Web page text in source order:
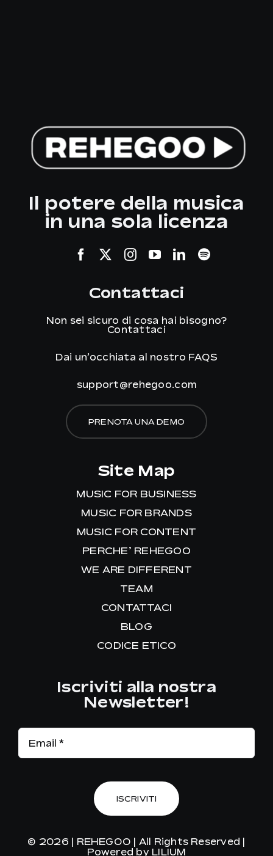
Il potere della musica
in una sola licenza
Contattaci
Non sei sicuro di cosa hai bisogno?
Contattaci
Dai un’occhiata al nostro FAQS
support@rehegoo.com
PRENOTA UNA DEMO
Site Map
MUSIC FOR BUSINESS
MUSIC FOR BRANDS
MUSIC FOR CONTENT
PERCHE’ REHEGOO
WE ARE DIFFERENT
TEAM
CONTATTACI
BLOG
CODICE ETICO
Iscriviti alla nostra
Newsletter!
ISCRIVITI
© 2026 | REHEGOO | All Rights Reserved |
Powered by LILIUM